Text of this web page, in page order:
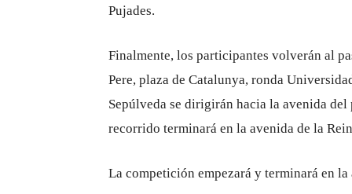
Pujades.
Finalmente, los participantes volverán al
Pere, plaza de Catalunya, ronda
Sepúlveda se dirigirán hacia la avenida
recorrido terminará en la avenida de la
La competición empezará y terminará en